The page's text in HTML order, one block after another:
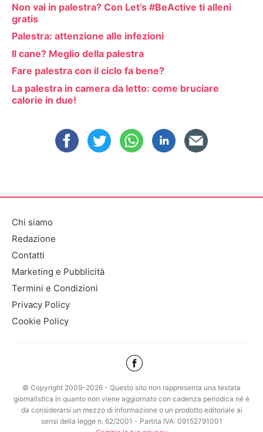
Non vai in palestra? Con Let’s #BeActive ti alleni
gratis
Palestra: attenzione alle infezioni
Il cane? Meglio della palestra
Fare palestra con il ciclo fa bene?
La palestra in camera da letto: come bruciare
calorie in due!
Chi siamo
Redazione
Contatti
Marketing e Pubblicità
Termini e Condizioni
Privacy Policy
Cookie Policy
© Copyright 2009-2026 - Questo sito non rappresenta una testata
giornalistica in quanto non viene aggiornato con cadenza periodica né è
da considerarsi un mezzo di informazione o un prodotto editoriale ai
sensi della legge n. 62/2001 - Partita IVA: 09152791001